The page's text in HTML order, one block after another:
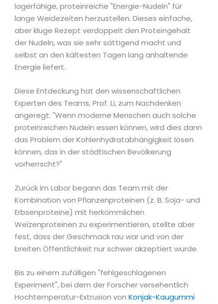
lagerfähige, proteinreiche "Energie-Nudeln" für
lange Weidezeiten herzustellen. Dieses einfache,
aber kluge Rezept verdoppelt den Proteingehalt
der Nudeln, was sie sehr sättigend macht und
selbst an den kältesten Tagen lang anhaltende
Energie liefert.
Diese Entdeckung hat den wissenschaftlichen
Experten des Teams, Prof. Li, zum Nachdenken
angeregt: "Wenn moderne Menschen auch solche
proteinreichen Nudeln essen können, wird dies dann
das Problem der Kohlenhydratabhängigkeit lösen
können, das in der städtischen Bevölkerung
vorherrscht?"
Zurück im Labor begann das Team mit der
Kombination von Pflanzenproteinen (z. B. Soja- und
Erbsenproteine) mit herkömmlichen
Weizenproteinen zu experimentieren, stellte aber
fest, dass der Geschmack rau war und von der
breiten Öffentlichkeit nur schwer akzeptiert wurde.
Bis zu einem zufälligen "fehlgeschlagenen
Experiment", bei dem der Forscher versehentlich
Hochtemperatur-Extrusion von Konjak-Kaugummi